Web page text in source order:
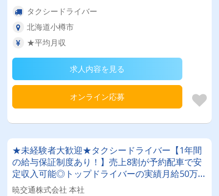
タクシードライバー
北海道小樽市
★平均月収
求人内容を見る
オンライン応募
★未経験者大歓迎★タクシードライバー【1年間
の給与保証制度あり！】売上8割が予約配車で安
定収入可能◎トップドライバーの実績月給50万
円!!!寮完備で6か月間家賃無料
暁交通株式会社 本社